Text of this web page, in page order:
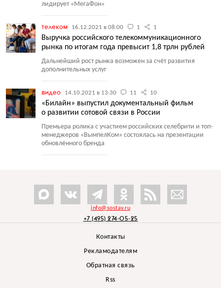
лидирует «МегаФон»
телеком 16.12.2021 в 08:00 1 1
Выручка российского телекоммуникационного
рынка по итогам года превысит 1,8 трлн рублей
Дальнейший рост рынка возможен за счёт развития
дополнительных услуг
видео 14.10.2021 в 13:30 11 10
«Билайн» выпустил документальный фильм
о развитии сотовой связи в России
Премьера ролика с участием российских селебрити и топ-
менеджеров «ВымпелКом» состоялась на презентации
обновлённого бренда
info@sostav.ru
+7 (495) 274-05-25
Контакты
Рекламодателям
Обратная связь
Rss